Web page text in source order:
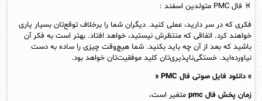
♓ فال PMC متولدین اسفند :
فکری که در سر دارید، عملی کنید. دیگران شما را برخلاف توقع‌تان بسیار یاری
خواهند کرد. اتفاقی که منتظرش نیستید، خواهد افتاد. بهتر است به فکر آن
باشید که بعد از آن چه باید بکنید. شما هیچ‌وقت چیزی را ساده به دست
نیاورده‌اید. خستگی‌ناپذیری‌تان کلید موفقیت‌تان خواهد بود.
» دانلود فایل صوتی فال PMC «
زمان پخش فال pmc
متغیر است،